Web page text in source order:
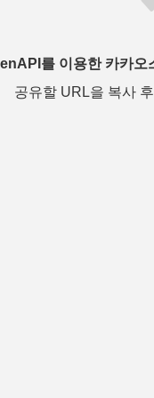
를 이용한 카카오
공유할 URL을 복사